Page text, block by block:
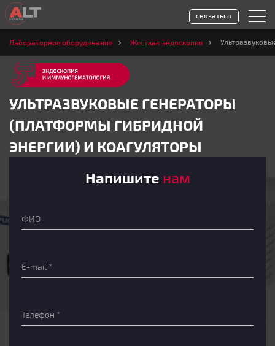
Лабораторное оборудование Жесткая эндоскопия
УЛЬТРАЗВУКОВЫЕ ГЕНЕРАТОРЫ
(ПЛАТФОРМЫ ГИБРИДНОЙ
ЭНЕРГИИ) И КОАГУЛЯТОРЫ
Напишите нам
связаться